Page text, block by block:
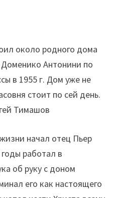
около родного дома
Антонини по
в 1955 г. Дом уже не
стоит по сей день.
Тимашов
начал отец Пьер
работал в
об руку с доном
его как настоящего